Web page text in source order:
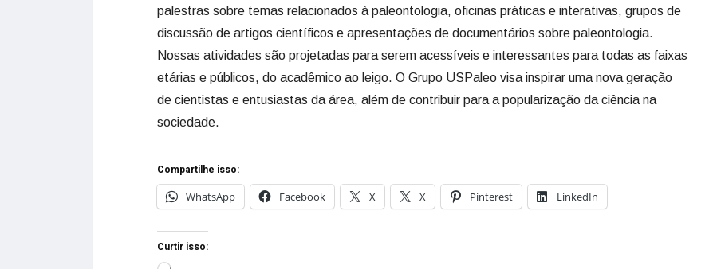
palestras sobre temas relacionados à paleontologia, oficinas práticas e interativas, grupos de
discussão de artigos científicos e apresentações de documentários sobre paleontologia.
Nossas atividades são projetadas para serem acessíveis e interessantes para todas as faixas
etárias e públicos, do acadêmico ao leigo. O Grupo USPaleo visa inspirar uma nova geração
de cientistas e entusiastas da área, além de contribuir para a popularização da ciência na
sociedade.
Compartilhe isso:
WhatsApp
Facebook X X Pinterest LinkedIn
Curtir isso: